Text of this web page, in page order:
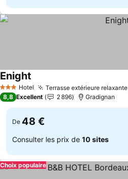
3 ÉtoilesHotel Terrasse extérieure relaxante
Enight
8,8 Excellent 2 896 Gradignan
De 48 €
Consulter les prix de 10 sites
Choix populaire